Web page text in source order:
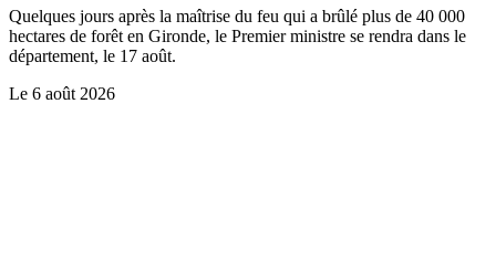
Quelques jours après la maîtrise du feu qui a brûlé plus de 40 000
hectares de forêt en Gironde, le Premier ministre se rendra dans le
département, le 17 août.
Le 6 août 2026